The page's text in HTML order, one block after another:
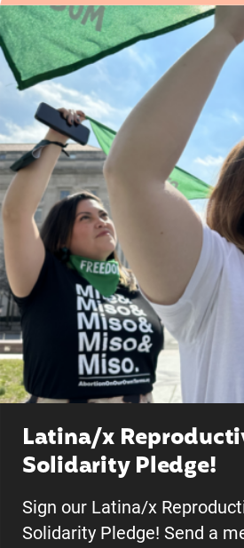
Latina/x Reproductive Justice
Latina/x
Solidarity Pledge!
Sign our Latina/x
Solidarity Pledge! Send a